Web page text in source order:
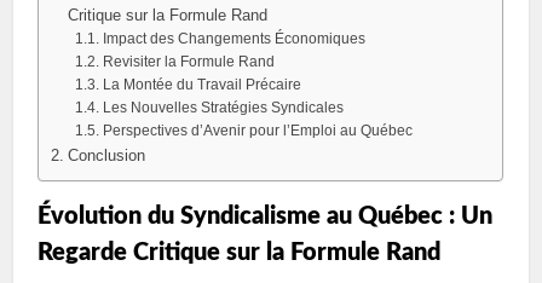
Critique sur la Formule Rand
Impact des Changements Économiques
Revisiter la Formule Rand
La Montée du Travail Précaire
Les Nouvelles Stratégies Syndicales
Perspectives d’Avenir pour l’Emploi au Québec
Conclusion
Évolution du Syndicalisme au Québec : Un
Regarde Critique sur la Formule Rand